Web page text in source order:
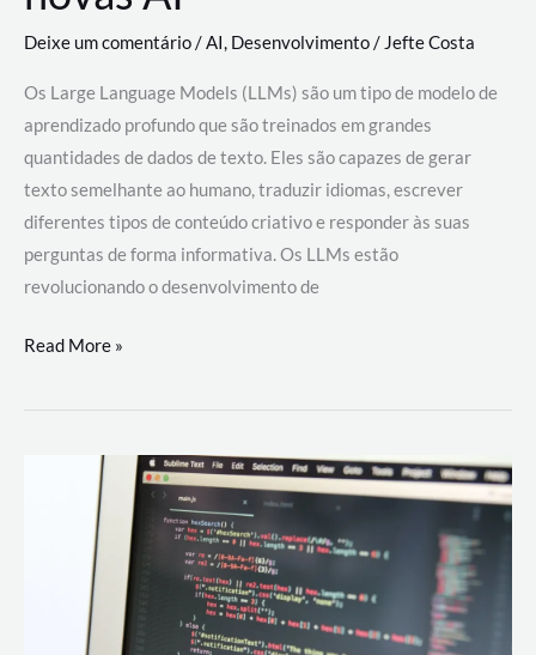
Deixe um comentário/AI, Desenvolvimento/ Jefte Costa
Os Large Language Models (LLMs) são um tipo de modelo de
aprendizado profundo que são treinados em grandes
quantidades de dados de texto. Eles são capazes de gerar
texto semelhante ao humano, traduzir idiomas, escrever
diferentes tipos de conteúdo criativo e responder às suas
perguntas de forma informativa. Os LLMs estão
revolucionando o desenvolvimento de
Large
Models
revolucionando
desenvolvimento
Read More »